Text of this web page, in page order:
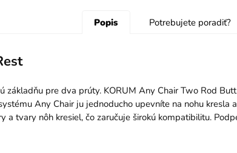
Popis Potrebujete poradiť?
základňu pre dva prúty. KORUM Any Chair Two Rod
Any Chair ju jednoducho upevníte na nohu
a tvary nôh kresiel, čo zaručuje širokú kompatibilitu.